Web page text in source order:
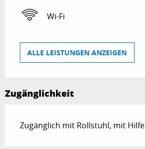
Wi-Fi
ALLE LEISTUNGEN ANZEIGEN
Zugänglichkeit
Zugänglich mit Rollstuhl, mit Hilfe